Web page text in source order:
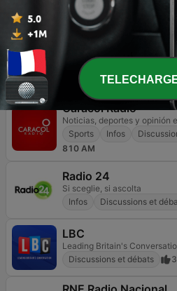
News Talk
Infos
Discussions et
America is listening
Infos
Discussions et
Caracol Radio
Noticias, deportes y opinión
Sports
Infos
810 AM
Radio 24
Si sceglie, si ascolta
Infos
Discussions et
LBC
Leading Britain's
Discussions et débats